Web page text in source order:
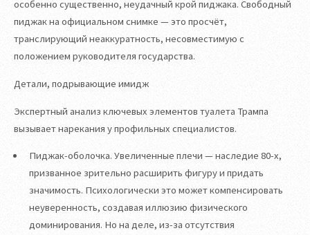
особенно существенно, неудачный крой пиджака. Свободный
пиджак на официальном снимке — это просчёт,
транслирующий неаккуратность, несовместимую с
положением руководителя государства.
Детали, подрывающие имидж
Экспертный анализ ключевых элементов туалета Трампа
вызывает нарекания у профильных специалистов.
Пиджак-оболочка. Увеличенные плечи — наследие 80-х,
призванное зрительно расширить фигуру и придать
значимость. Психологически это может компенсировать
неуверенность, создавая иллюзию физического
доминирования. Но на деле, из-за отсутствия